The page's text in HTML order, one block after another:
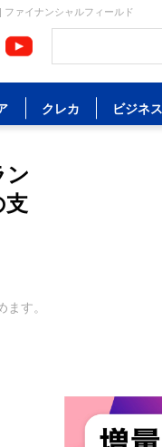
ァイナンシャルフィールド
クレカ ビジネス
ン
支
ます。